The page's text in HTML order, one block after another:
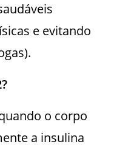
e evitando
o corpo
a insulina